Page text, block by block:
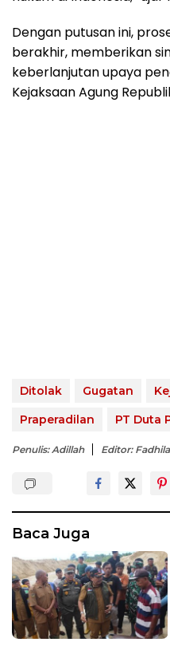
Dengan putusan ini,
berakhir, memberikan
keberlanjutan upaya
Kejaksaan Agung
Ditolak Gugatan
Praperadilan
PT Duta
Penulis: Adillah Editor:
Baca Juga